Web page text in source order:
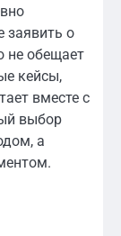
заявить о
не обещает
кейсы,
вместе с
выбор
а